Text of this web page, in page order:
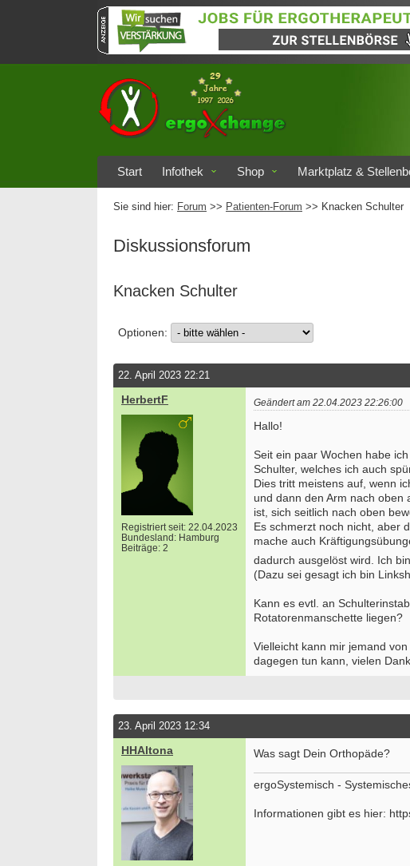
Start Infothek Shop Marktplatz &
Sie sind hier: Forum >> Patienten-Forum >> Knacken Schulter
Diskussionsforum
Knacken Schulter
Optionen:
22. April 2023 22:21
HerbertF
Registriert seit: 22.04.2023
Bundesland: Hamburg
Beiträge: 2
Geändert am 22.04.2023 22:26:00
Hallo!
Seit ein paar Wochen habe
Schulter, welches ich auch
Dies tritt meistens auf, wenn
und dann den Arm nach oben
ist, sich seitlich nach oben
Es schmerzt noch nicht, aber
mache auch
dadurch ausgelöst wird. Ich
(Dazu sei gesagt ich bin
Kann es evtl. an
Rotatorenmanschette liegen?
Vielleicht kann mir jemand
dagegen tun kann, vielen
23. April 2023 12:34
HHAltona Was sagt Dein Orthopäde?
ergoSystemisch -
Informationen gibt es hier:
Bewerbung um einen Praktikumsplatz für
September 2026
Berlin/ Mitte
weitere Praktikumsgesuche
Kindertherapie
25996 -
Ergotherapeut